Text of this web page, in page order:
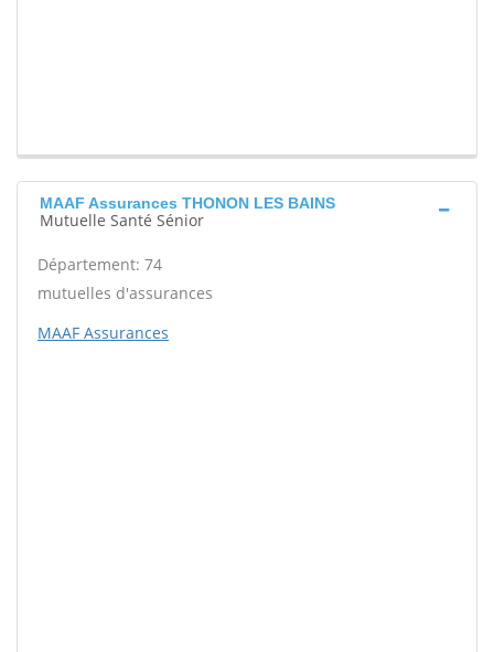
MAAF Assurances THONON LES BAINS
Mutuelle Santé Sénior
Département: 74
mutuelles d'assurances
MAAF Assurances